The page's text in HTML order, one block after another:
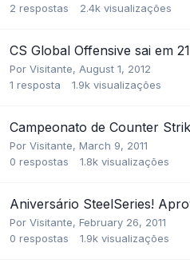
2 respostas 2.4k visualizações
CS Global Offensive sai em
Por Visitante, August 1, 2012
1 resposta 1.9k visualizações
Campeonato de Counter
Por Visitante, March 9, 2011
0 respostas 1.8k visualizações
Aniversário SteelSeries!
Por Visitante, February 26, 2011
0 respostas 1.9k visualizações